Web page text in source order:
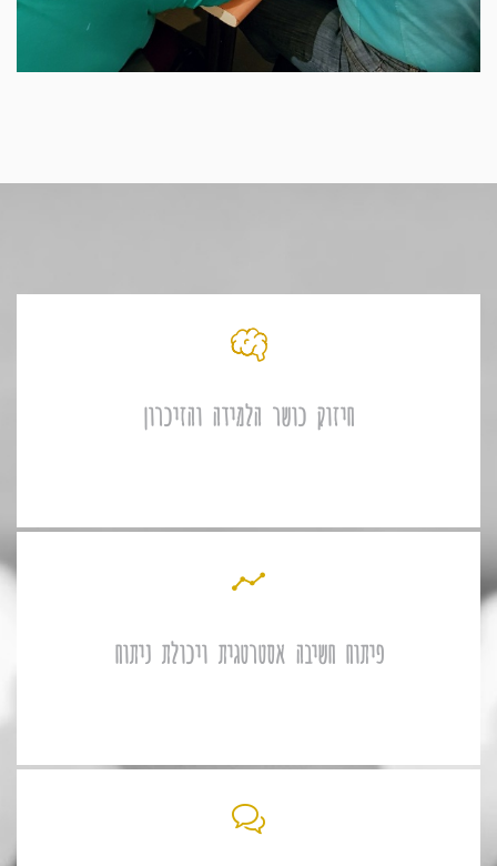
חיזוק כושר הלמידה והזיכרון
פיתוח חשיבה אסטרטגית ויכולת ניתוח